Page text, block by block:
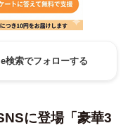
検索でフォローする
に登場「豪華3